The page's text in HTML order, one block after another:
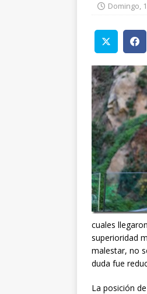
Domingo,
cuales
superioridad
malestar, no
duda fue
La posición